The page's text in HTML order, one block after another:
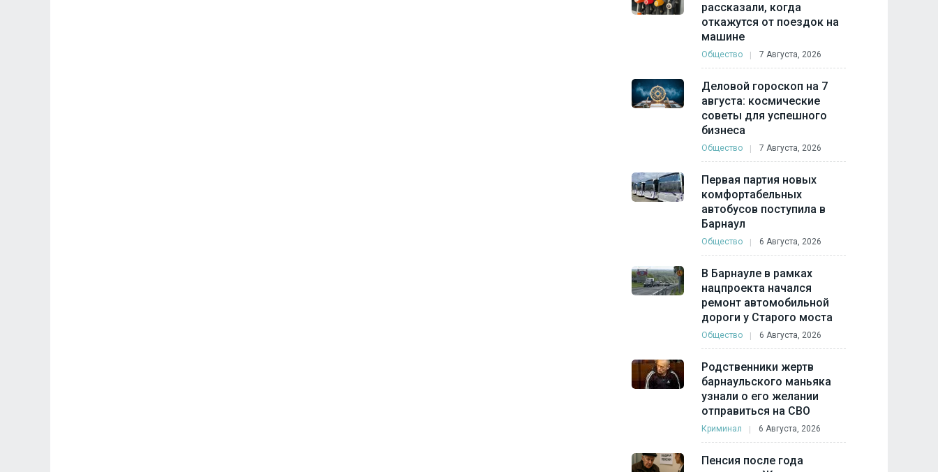
рассказали, когда
откажутся от поездок на
машине
Общество 7 Августа, 2026
Деловой гороскоп на 7
августа: космические
советы для успешного
бизнеса
Общество 7 Августа, 2026
Первая партия новых
комфортабельных
автобусов поступила в
Барнаул
Общество 6 Августа, 2026
В Барнауле в рамках
нацпроекта начался
ремонт автомобильной
дороги у Старого моста
Общество 6 Августа, 2026
Родственники жертв
барнаульского маньяка
узнали о его желании
отправиться на СВО
Криминал 6 Августа, 2026
Пенсия после года